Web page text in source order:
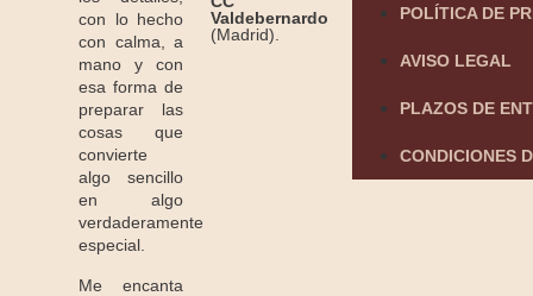
con lo hecho
con calma, a
mano y con
esa forma de
preparar las
cosas que
convierte
algo sencillo
en algo
verdaderamente
especial.
Me encanta
Valdebernardo
(Madrid).
POLÍTICA DE
AVISO LEGAL
PLAZOS DE
CONDICIONES